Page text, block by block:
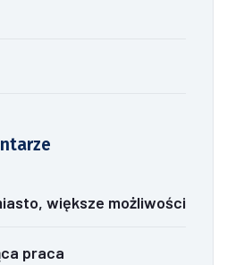
większe możliwości
praca